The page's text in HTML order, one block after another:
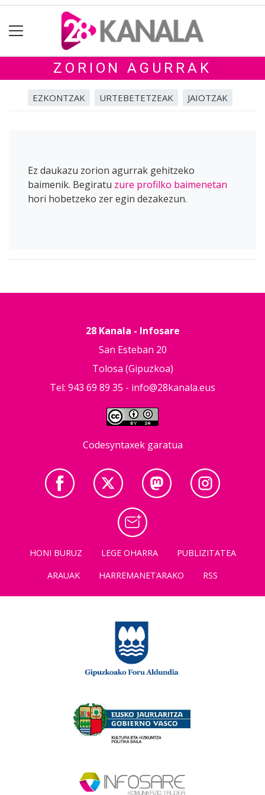
ZORION AGURRAK
EZKONTZAK URTEBETETZEAK JAIOTZAK
Ez daukazu zorion agurrak gehitzeko
baimenik. Begiratu zure profilko baimenetan
hori hobetzeko zer egin dezakezun.
28 Kanala - Infosare
San Esteban 20
Tolosa (Gipuzkoa)
Tel: 943 69 89 35 - info@28kanala.eus
Codesyntaxek garatua
HONI BURUZ LEGE OHARRA
PUBLIZITATEA
ARAUAK
HARREMANETARAKO RSS